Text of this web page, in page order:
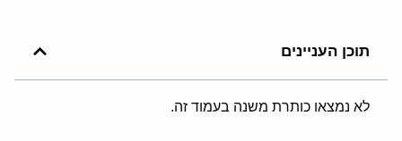
תוכן העניינים
לא נמצאו כותרת משנה בעמוד זה.